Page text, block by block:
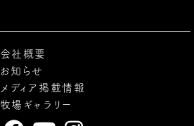
会社概要
お知らせ
メディア掲載情報
牧場ギャラリー